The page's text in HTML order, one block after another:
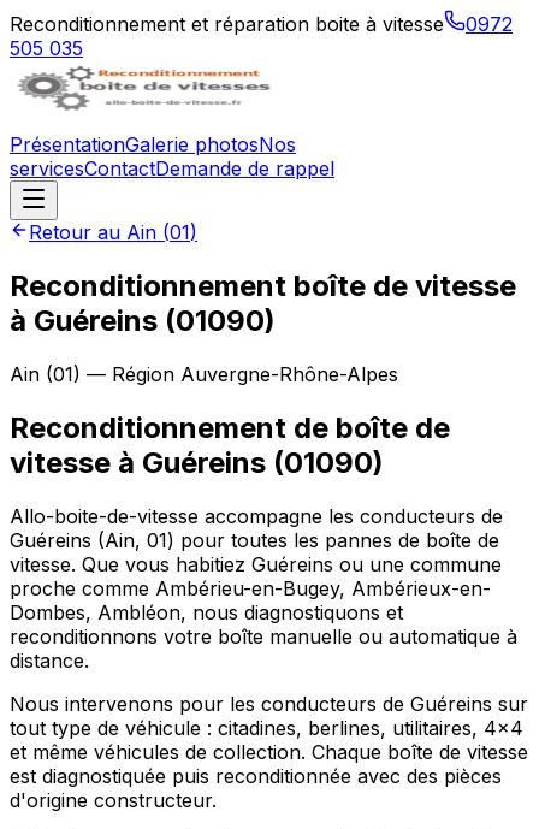
Reconditionnement et réparation boite à vitesse
0972
505 035
PrésentationGalerie photosNos
servicesContactDemande de rappel
Retour au Ain (01)
Reconditionnement boîte de vitesse
à Guéreins (01090)
Ain (01) — Région Auvergne-Rhône-Alpes
Reconditionnement de boîte de
vitesse à Guéreins (01090)
Allo-boite-de-vitesse accompagne les conducteurs de
Guéreins (Ain, 01) pour toutes les pannes de boîte de
vitesse. Que vous habitiez Guéreins ou une commune
proche comme Ambérieu-en-Bugey, Ambérieux-en-
Dombes, Ambléon, nous diagnostiquons et
reconditionnons votre boîte manuelle ou automatique à
distance.
Nous intervenons pour les conducteurs de Guéreins sur
tout type de véhicule : citadines, berlines, utilitaires, 4x4
et même véhicules de collection. Chaque boîte de vitesse
est diagnostiquée puis reconditionnée avec des pièces
d'origine constructeur.